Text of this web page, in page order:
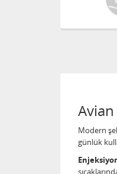
Modern
günlük